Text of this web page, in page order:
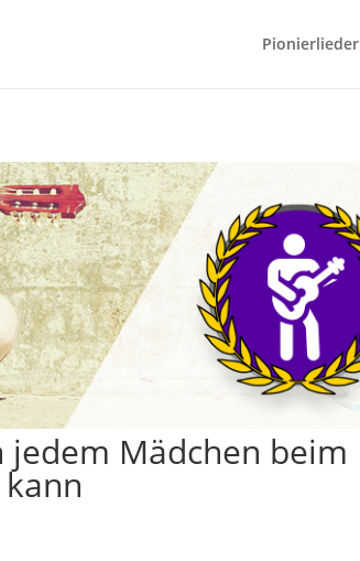
Pionierlieder
jedem Mädchen beim